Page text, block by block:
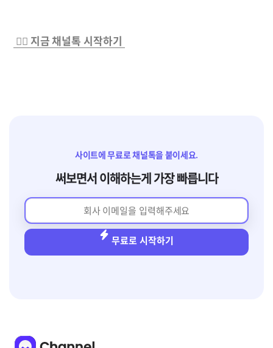
👉🏻 지금 채널톡 시작하기
사이트에 무료로 채널톡을 붙이세요.
써보면서 이해하는게 가장 빠릅니다
무료로 시작하기